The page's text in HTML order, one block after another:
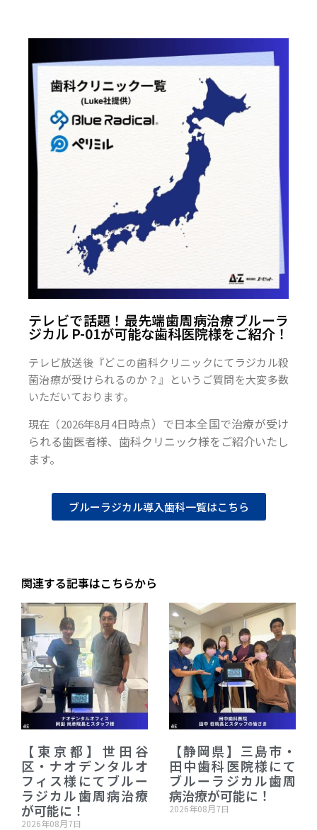
テレビで話題！最先端歯周病治療ブルーラ
ジカル P-01が可能な歯科医院様をご紹介！
テレビ放送後『どこの歯科クリニックにてラジカル殺
菌治療が受けられるのか？』というご質問を大変多数
いただいております。
現在（2026年8月4日時点）で日本全国で治療が受け
られる歯医者様、歯科クリニック様をご紹介いたし
ます。
ブルーラジカル導入歯科一覧はこちら
関連する記事はこちらから
【東京都】世田谷
区・ナオデンタルオ
フィス様にてブルー
ラジカル歯周病治療
が可能に！
2026年08月7日
【静岡県】三島市・
田中歯科医院様にて
ブルーラジカル歯周
病治療が可能に！
2026年08月7日